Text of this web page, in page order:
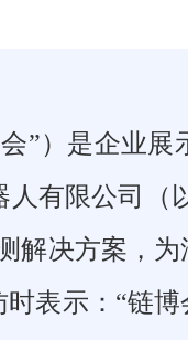
”）是企业展
有限公司（
决方案，
表示：“链